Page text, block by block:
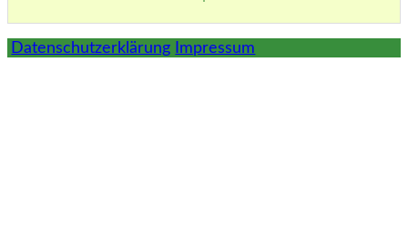
Datenschutzerklärung Impressum